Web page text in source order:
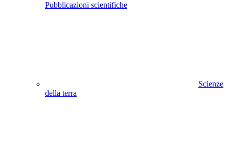
Pubblicazioni scientifiche
Scienze
della terra